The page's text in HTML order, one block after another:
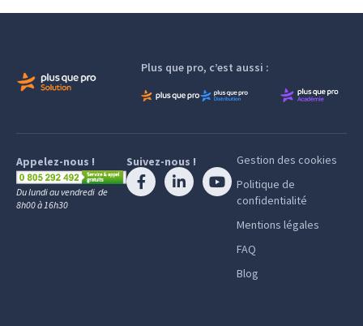
Plus que pro, c’est aussi :
Appelez-nous !
Du lundi au vendredi de
8h00 à 16h30
Suivez-nous !
Gestion des cookies
Politique de
confidentialité
Mentions légales
FAQ
Blog